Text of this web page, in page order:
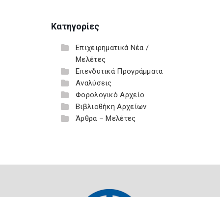
Κατηγορίες
Επιχειρηματικά Νέα /
Μελέτες
Επενδυτικά Προγράμματα
Αναλύσεις
Φορολογικό Αρχείο
Βιβλιοθήκη Αρχείων
Άρθρα – Μελέτες